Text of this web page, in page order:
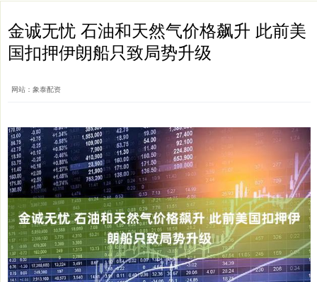
金诚无忧 石油和天然气价格飙升 此前美
国扣押伊朗船只致局势升级
网站：象泰配资